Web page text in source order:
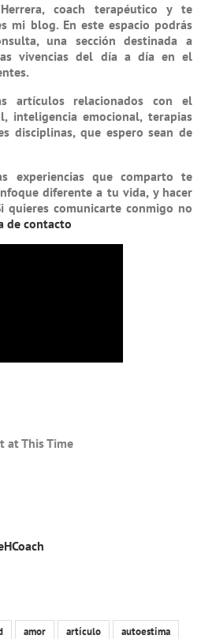
coach tera­péutico y te
mi blog. En este espacio podrás
, una sección destinada a
vivencias del día a día en el
artículosrelacio­nados con el
inteligencia emocional, terapias
disciplinas, que espero sean de
experiencias que comparto te
diferente a tu vida, y hacer
quieres comunicarte conmigo no
de contacto
at This Time
amor artículo
autoestima